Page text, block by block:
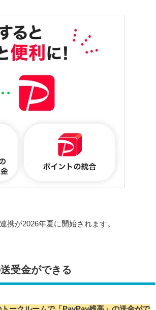
携が2026年夏に開始されます。
受金ができる